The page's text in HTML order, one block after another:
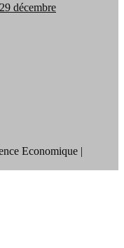
décembre
Economique |